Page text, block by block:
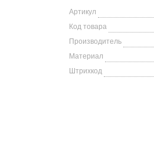
Артикул
Код товара
Производитель
Материал
Штрихкод